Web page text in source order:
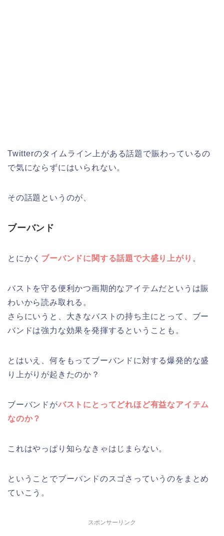
Twitterのタイムライン上がある話題で賑わっているの
で気にならずにはいられない。
その話題というのが、
ブーバンド
とにかく ブーバンドに関する話題で大盛り上がり 。
バストを守る便利かつ画期的なアイテムだというは賑
わいから読み取れる。
さらにいうと、大きなバストの持ち主にとって、ブー
バンドは強力な効果を発揮するということも。
とはいえ、何をもってブーバンドに対する爆発的な盛
り上がりが起きたのか？
ブーバンドがバストにとってどれほど有益なアイテム
なのか？
これはやっぱり知らなきゃはじまらない。
ということでブーバンドのスゴさっていうのをまとめ
ていこう。
スポンサーリンク